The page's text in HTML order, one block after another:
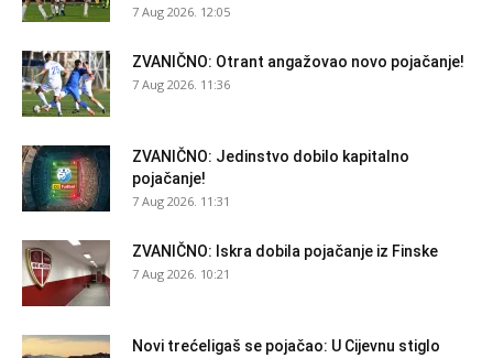
7 Aug 2026. 12:05
ZVANIČNO: Otrant angažovao novo pojačanje!
7 Aug 2026. 11:36
ZVANIČNO: Jedinstvo dobilo kapitalno
pojačanje!
7 Aug 2026. 11:31
ZVANIČNO: Iskra dobila pojačanje iz Finske
7 Aug 2026. 10:21
Novi trećeligaš se pojačao: U Cijevnu stiglo